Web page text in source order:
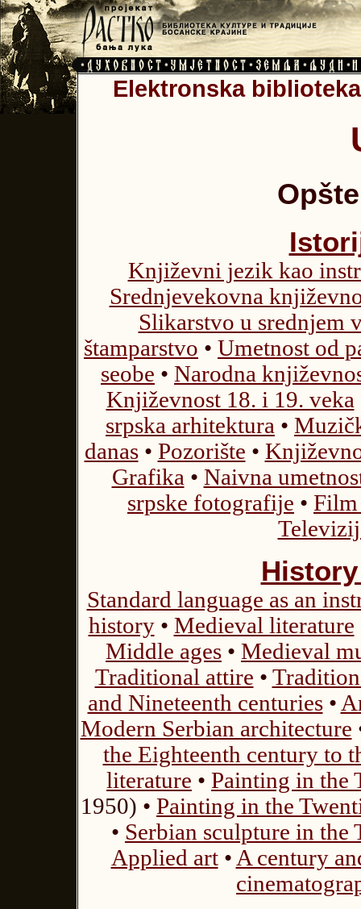
Elektronska
Književni jezik kao
Srednjevekovna
Slikarstvo u srednjem
štamparstvo • Umetnost od
seobe • Narodna
Književnost 18. i 19. veka
srpska arhitektura •
danas• Pozorište •
Grafika• Naivna
srpske fotografije • Film
Standard language as an
history• Medieval literature
Middle ages • Medieval
Traditional attire •
and Nineteenth centuries•
Modern Serbian architecture
the Eighteenth century to
literature • Painting in the
1950) • Painting in the
• Serbian sculpture in the
Applied art•A century